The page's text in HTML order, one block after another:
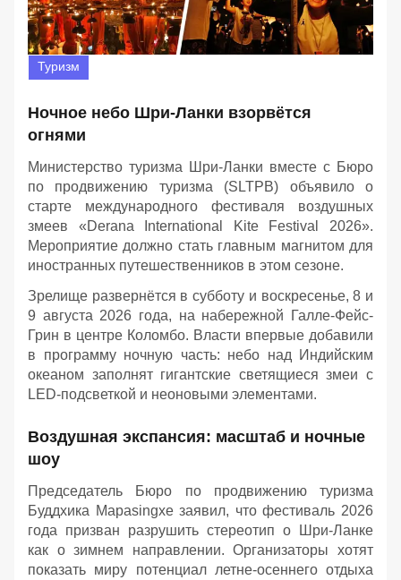
Туризм
Ночное небо Шри-Ланки взорвётся
огнями
Министерство туризма Шри-Ланки вместе с Бюро
по продвижению туризма (SLTPB) объявило о
старте международного фестиваля воздушных
змеев «Derana International Kite Festival 2026».
Мероприятие должно стать главным магнитом для
иностранных путешественников в этом сезоне.
Зрелище развернётся в субботу и воскресенье, 8 и
9 августа 2026 года, на набережной Галле-Фейс-
Грин в центре Коломбо. Власти впервые добавили
в программу ночную часть: небо над Индийским
океаном заполнят гигантские светящиеся змеи с
LED-подсветкой и неоновыми элементами.
Воздушная экспансия: масштаб и ночные
шоу
Председатель Бюро по продвижению туризма
Буддхика Марasingхе заявил, что фестиваль 2026
года призван разрушить стереотип о Шри-Ланке
как о зимнем направлении. Организаторы хотят
показать миру потенциал летне-осеннего отдыха